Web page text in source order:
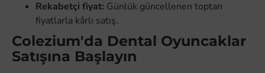
Rekabetçi fiyat: Günlük güncellenen toptan
fiyatlarla kârlı satış.
Colezium'da Dental Oyuncaklar
Satışına Başlayın